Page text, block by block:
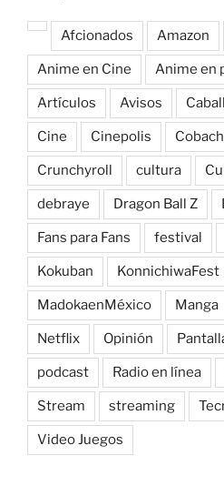
Afcionados Amazon
Anime en Cine Anime en
Artículos Avisos
Cine Cinepolis
Crunchyroll cultura
debraye Dragon Ball Z
Fans para Fans festival
Kokuban KonnichiwaFest
MadokaenMéxico Manga
Netflix Opinión
podcast Radio en línea
Stream streaming
Video Juegos